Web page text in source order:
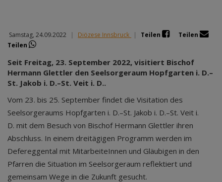
Samstag, 24.09.2022 | Diözese Innsbruck | Teilen
Teilen
Teilen
Seit Freitag, 23. September 2022, visitiert Bischof
Hermann Glettler den Seelsorgeraum Hopfgarten i. D.–
St. Jakob i. D.–St. Veit i. D..
Vom 23. bis 25. September findet die Visitation des
Seelsorgeraums Hopfgarten i. D.–St. Jakob i. D.–St. Veit i.
D. mit dem Besuch von Bischof Hermann Glettler ihren
Abschluss. In einem dreitägigen Programm werden im
Defereggental mit MitarbeiteInnen und Gläubigen in den
Pfarren die Situation im Seelsorgeraum reflektiert und
gemeinsam Wege in die Zukunft gesucht.